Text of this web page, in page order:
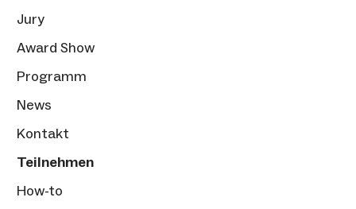
Jury
Award Show
Programm
News
Kontakt
Teilnehmen
How-to